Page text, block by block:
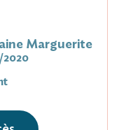
Marguerite
2020